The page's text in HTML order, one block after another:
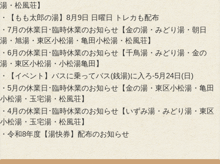
湯・松風荘】
・
【もも太郎の湯】8月9日 日曜日 トレカも配布
・ 7月の休業日･臨時休業のお知らせ【金の湯・みどり湯・朝日
湯・旭湯・東区小松湯・亀田小松湯・松風荘】
・ 6月の休業日･臨時休業のお知らせ【千鳥湯・みどり湯・金の
湯・東区小松湯・小松湯亀田】
・ 【イベント】バスに乗ってバス(銭湯)に入ろ-5月24日(日)
・ 5月の休業日･臨時休業のお知らせ【金の湯・東区小松湯・亀田
小松湯・玉宅湯・松風荘】
・ 4月の休業日･臨時休業のお知らせ【いずみ湯・みどり湯・東区
小松湯・玉宅湯・松風荘】
・令和8年度【湯快券】配布のお知らせ